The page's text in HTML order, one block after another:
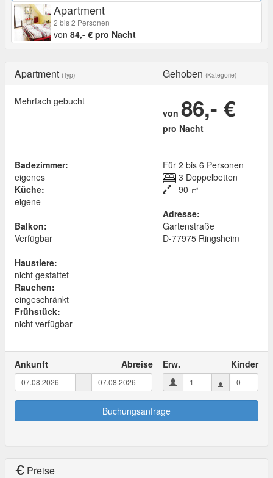
Apartment
2 bis 2 Personen
von 84,- € pro Nacht
Apartment (Typ) Gehoben (Kategorie)
Mehrfach gebucht
von 86,- €
pro Nacht
Badezimmer:
eigenes
Küche:
eigene
Balkon:
Verfügbar
Haustiere:
nicht gestattet
Rauchen:
eingeschränkt
Frühstück:
nicht verfügbar
Für 2 bis 6 Personen
3 Doppelbetten
90 ㎡
Adresse:
Gartenstraße
D-77975Ringsheim
Ankunft Abreise
-
Erw. Kinder
Buchungsanfrage
Preise